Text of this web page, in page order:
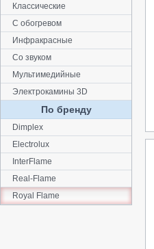
Классические
С обогревом
Инфракрасные
Со звуком
Мультимедийные
Электрокамины 3D
По бренду
Dimplex
Electrolux
InterFlame
Real-Flame
Royal Flame